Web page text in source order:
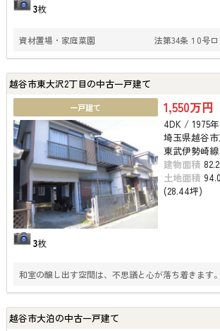
3枚
資材置場・家庭菜園 法第34条１0号ロ
越谷市東大沢2丁目の中古一戸建て
一戸建て
3枚
1,550万円
4DK / 1975年
埼玉県越谷
東武伊勢崎
建物面積
土地面積
(28.44坪)
和室の醸し出す空間は、不思議と心が落ち着きます。
越谷市大泊の中古一戸建て